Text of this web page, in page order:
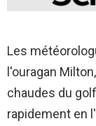
Les
l'ouragan
chaudes du
rapidement en